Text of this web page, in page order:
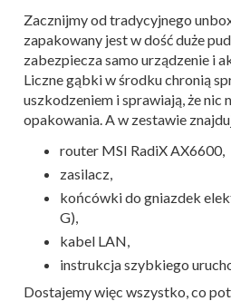
Zacznijmy od tradycyjnego
zapakowany jest w dość duże
zabezpiecza samo urządzenie i
Liczne gąbki w środku chronią
uszkodzeniem i sprawiają, że nic
opakowania. A w zestawie
router MSI RadiX AX6600,
zasilacz,
końcówki do gniazdek
G),
kabel LAN,
instrukcja szybkiego
Dostajemy więc wszystko, co